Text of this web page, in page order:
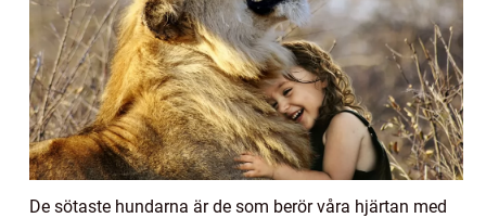
De sötaste hundarna är de som berör våra hjärtan med